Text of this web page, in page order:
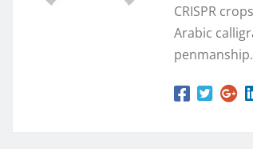
CRISPR
Arabic
penmanship.